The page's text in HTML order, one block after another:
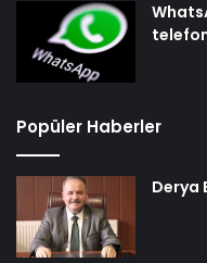
Popüler Haberler
Derya